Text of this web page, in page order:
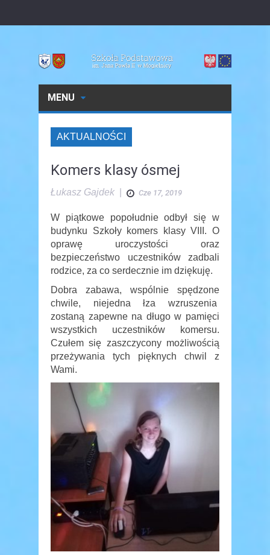
MENU
AKTUALNOŚCI
Komers klasy ósmej
Łukasz Gajdek Cze 17, 2019
W piątkowe popołudnie odbył się w
budynku Szkoły komers klasy VIII. O
oprawę uroczystości oraz
bezpieczeństwo uczestników zadbali
rodzice, za co serdecznie im dziękuję.
Dobra zabawa, wspólnie spędzone
chwile, niejedna łza wzruszenia
zostaną zapewne na długo w pamięci
wszystkich uczestników komersu.
Czułem się zaszczycony możliwością
przeżywania tych pięknych chwil z
Wami.